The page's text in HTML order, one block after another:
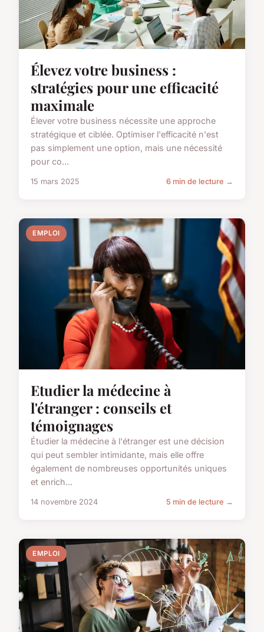
Élevez votre business :
stratégies pour une efficacité
maximale
Élever votre business nécessite une approche
stratégique et ciblée. Optimiser l'efficacité n'est
pas simplement une option, mais une nécessité
pour co...
15 mars 2025 6 min de lecture →
EMPLOI
Etudier la médecine à
l'étranger : conseils et
témoignages
Étudier la médecine à l'étranger est une décision
qui peut sembler intimidante, mais elle offre
également de nombreuses opportunités uniques
et enrich...
14 novembre 2024 5 min de lecture →
EMPLOI